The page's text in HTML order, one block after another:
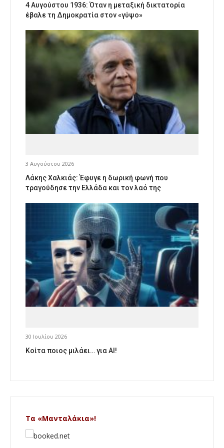
4 Αυγούστου 1936: Όταν η μεταξική δικτατορία
έβαλε τη Δημοκρατία στον «γύψο»
3 Αυγούστου 2026
Λάκης Χαλκιάς: Έφυγε η δωρική φωνή που
τραγούδησε την Ελλάδα και τον λαό της
30 Ιουλίου 2026
Κοίτα ποιος μιλάει… για AI!
Τα «Μανταλάκια»!